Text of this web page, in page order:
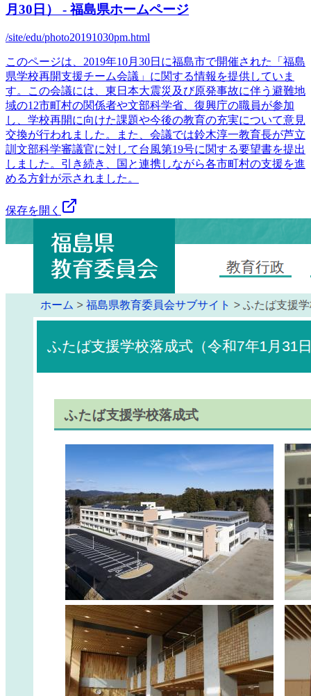
月30日） - 福島県ホームページ
/site/edu/photo20191030pm.html
このページは、2019年10月30日に福島市で開催された「福島
県学校再開支援チーム会議」に関する情報を提供していま
す。この会議には、東日本大震災及び原発事故に伴う避難地
域の12市町村の関係者や文部科学省、復興庁の職員が参加
し、学校再開に向けた課題や今後の教育の充実について意見
交換が行われました。また、会議では鈴木淳一教育長が芦立
訓文部科学審議官に対して台風第19号に関する要望書を提出
しました。引き続き、国と連携しながら各市町村の支援を進
める方針が示されました。
保存を開く